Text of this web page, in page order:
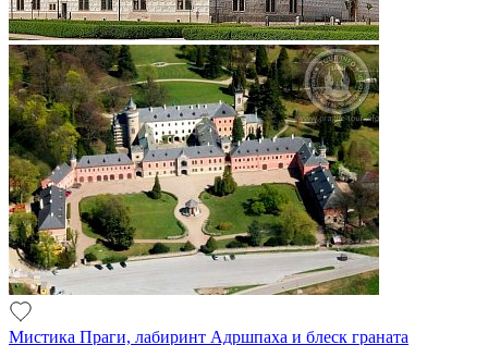
Мистика Праги, лабиринт Адршпаха и блеск граната